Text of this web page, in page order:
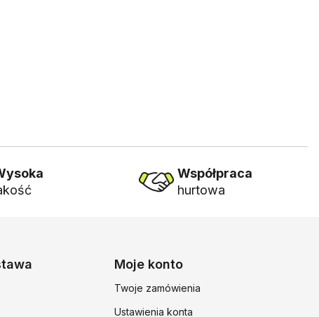
Współpraca
hurtowa
Moje konto
Twoje zamówienia
Ustawienia konta